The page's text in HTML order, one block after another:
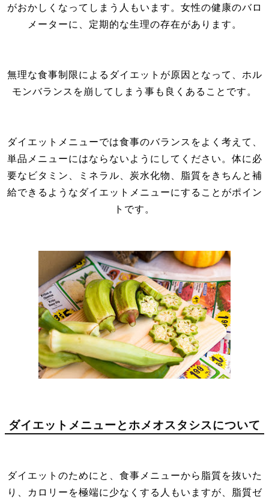
がおかしくなってしまう人もいます。女性の健康のバロ
メーターに、定期的な生理の存在があります。
無理な食事制限によるダイエットが原因となって、ホル
モンバランスを崩してしまう事も良くあることです。
ダイエットメニューでは食事のバランスをよく考えて、
単品メニューにはならないようにしてください。体に必
要なビタミン、ミネラル、炭水化物、脂質をきちんと補
給できるようなダイエットメニューにすることがポイン
トです。
ダイエットメニューとホメオスタシスについて
ダイエットのためにと、食事メニューから脂質を抜いた
り、カロリーを極端に少なくする人もいますが、脂質ゼ